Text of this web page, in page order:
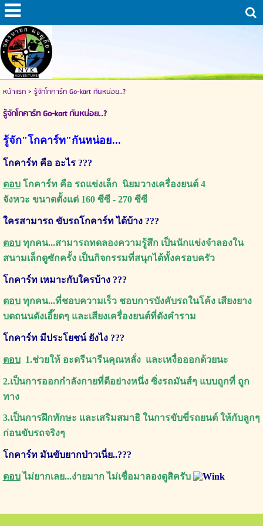
หน้าแรก> รู้จักโกคาร์ท Go-kart กันหน่อย..?
รู้จักโกคาร์ท Go-kart กันหน่อย..?
รู้จัก"โกคาร์ท"กันหน่อย...
โกคาร์ท คือ อะไร ???
ตอบโกคาร์ท คือ รถแข่งเล็ก นิยมวางเครื่องยนต์ 4
จังหวะ ขนาดตั้งแต่ 160 ซีซี - 270 ซีซี
ใครสามารถ ขับรถโกคาร์ท ได้บ้าง ???
ตอบทุกคน...สามารถทดลองความรู้สึก เป็นนักแข่งจำลองใน
สนามเล็กดูซักครั้ง เป็นกิจกรรมที่สนุกได้ทั้งครอบครัว
โกคาร์ท เหมาะกับใครบ้าง ???
ตอบทุกคน...ที่ชอบความเร็ว ชอบการบังคับรถในโค้ง เสียงยาง
บดถนนดังเอี๊ยดๆ และเสียงเครื่องยนต์ที่ดังคำราม
โกคาร์ท มีประโยชน์ ยังไง ???
ตอบ1.ช่วยให้ อะดรีนารีนคุณหลั่ง และเหงื่อออกด้วยนะ
2.เป็นการออกกำลังกายที่ดีอย่างหนึ่ง ซิ่งรถมันส์ๆ แบบถูกที่ ถูก
ทาง
3.เป็นการฝึกทักษะ และเสริมสมาธิ ในการขับขี่รถยนต์ ให้กับลูกๆ
ก่อนขับรถจริงๆ
โกคาร์ท มันขับยากป่าวเนี่ย..???
ตอบไม่ยากเลย...ง่ายมาก ไม่เชื่อมาลองดูสิครับ